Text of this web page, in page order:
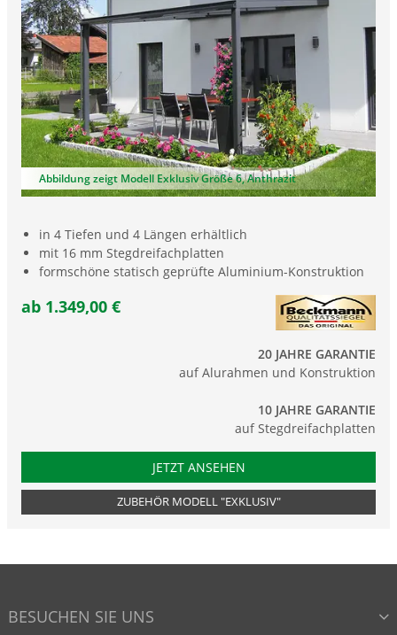
Abbildung zeigt Modell Exklusiv Größe 6, Anthrazit
in 4 Tiefen und 4 Längen erhältlich
mit 16 mm Stegdreifachplatten
formschöne statisch geprüfte Aluminium-Konstruktion
ab 1.349,00 €
20 JAHRE GARANTIE
auf Alurahmen und Konstruktion
10 JAHRE GARANTIE
auf Stegdreifachplatten
JETZT ANSEHEN
ZUBEHÖR MODELL "EXKLUSIV"
BESUCHEN SIE UNS